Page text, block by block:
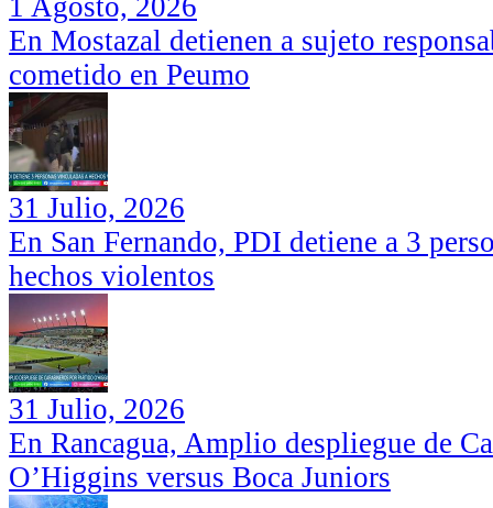
1 Agosto, 2026
En Mostazal detienen a sujeto
cometido en Peumo
31 Julio, 2026
En San Fernando, PDI detiene a 3
hechos violentos
31 Julio, 2026
En Rancagua, Amplio despliegue de
O’Higgins versus Boca Juniors